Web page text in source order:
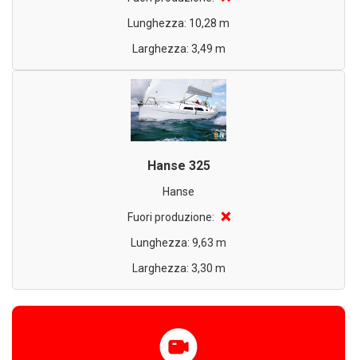
Lunghezza: 10,28 m
Larghezza: 3,49 m
Hanse 325
Hanse
Fuori produzione: ❌
Lunghezza: 9,63 m
Larghezza: 3,30 m